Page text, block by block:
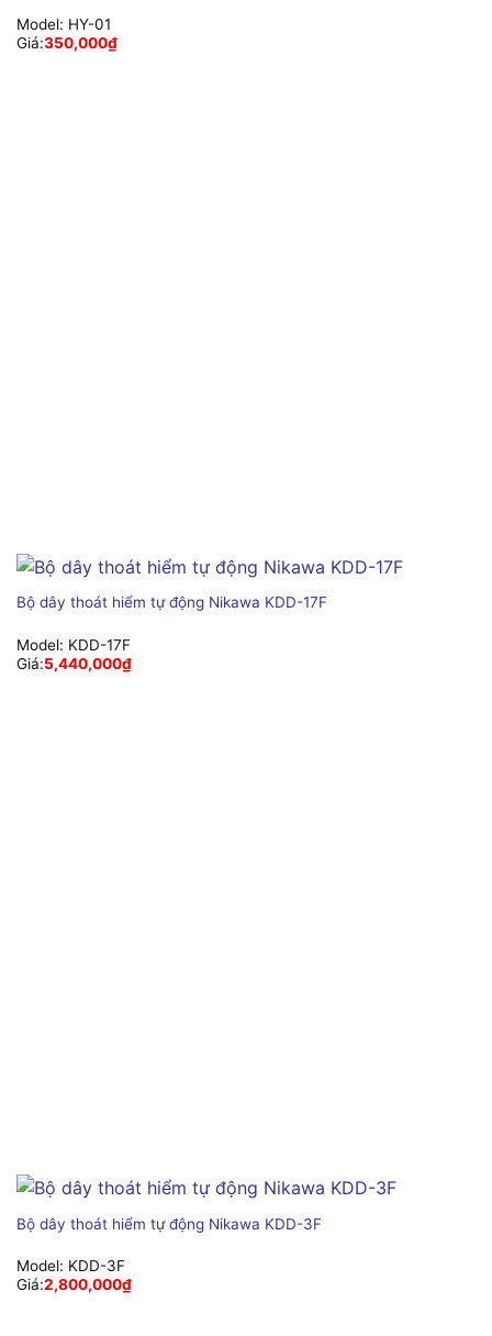
Model: HY-01
Giá:350,000₫
Bộ dây thoát hiểm tự động Nikawa KDD-17F
Model: KDD-17F
Giá:5,440,000₫
Bộ dây thoát hiểm tự động Nikawa KDD-3F
Model: KDD-3F
Giá:2,800,000₫